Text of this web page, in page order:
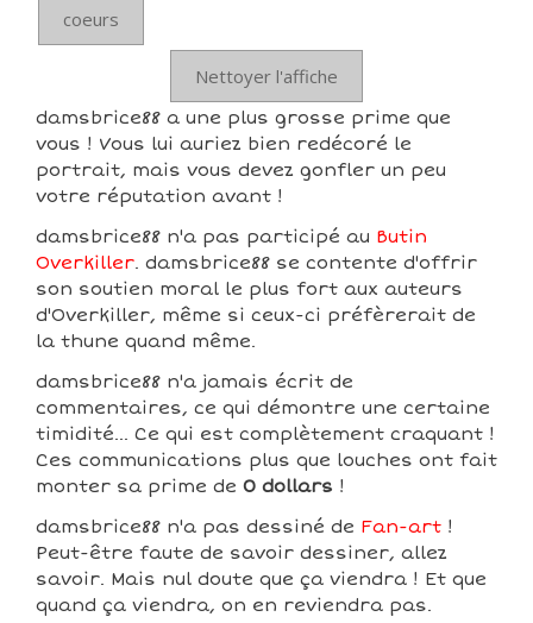
coeurs
Nettoyer l'affiche
damsbrice88 a une plus grosse prime que
vous ! Vous lui auriez bien redécoré le
portrait, mais vous devez gonfler un peu
votre réputation avant !
damsbrice88 n'a pas participé au Butin
Overkiller. damsbrice88 se contente d'offrir
son soutien moral le plus fort aux auteurs
d'Overkiller, même si ceux-ci préfèrerait de
la thune quand même.
damsbrice88 n'a jamais écrit de
commentaires, ce qui démontre une certaine
timidité... Ce qui est complètement craquant !
Ces communications plus que louches ont fait
monter sa prime de 0 dollars !
damsbrice88 n'a pas dessiné de Fan-art !
Peut-être faute de savoir dessiner, allez
savoir. Mais nul doute que ça viendra ! Et que
quand ça viendra, on en reviendra pas.